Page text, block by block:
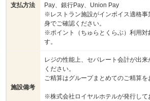
支払方法
Pay、銀行Pay、Union Pay
※レストラン施設がインボイス適格事
身でご確認ください。
※ポイント（ちゅらとくらぶ）利用対
す。
施設備考
レジの性能上、セパレート会計が出
ください。
ご精算はグループまとめてのご精算を
※株式会社ロイヤルホテルが発行して